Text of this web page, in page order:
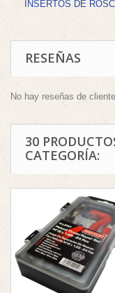
INSERTOS DE
RESEÑAS
No hay reseñas de
30
CATEGORÍA: